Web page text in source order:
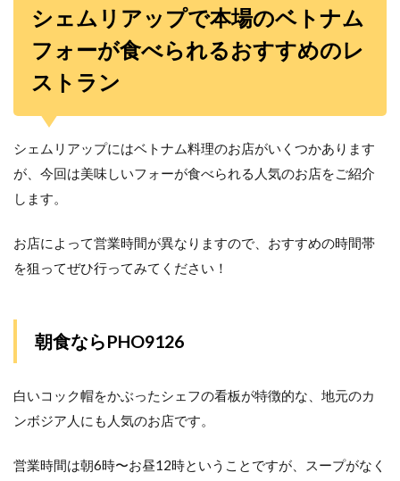
シェムリアップで本場のベトナム
フォーが食べられるおすすめのレ
ストラン
シェムリアップにはベトナム料理のお店がいくつかあります
が、今回は美味しいフォーが食べられる人気のお店をご紹介
します。
お店によって営業時間が異なりますので、おすすめの時間帯
を狙ってぜひ行ってみてください！
朝食ならPHO9126
白いコック帽をかぶったシェフの看板が特徴的な、地元のカ
ンボジア人にも人気のお店です。
営業時間は朝6時〜お昼12時ということですが、スープがなく